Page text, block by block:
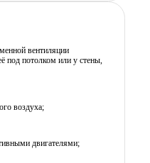
вентиляции
под потолком или у стены,
воздуха;
двигателями;